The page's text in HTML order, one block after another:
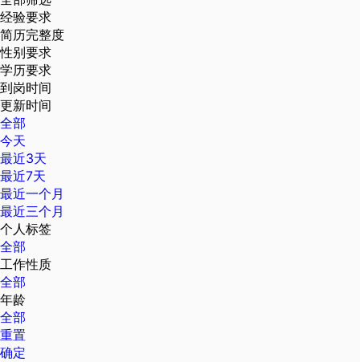
经验要求
简历完整度
性别要求
学历要求
到岗时间
更新时间
全部
今天
最近3天
最近7天
最近一个月
最近三个月
个人标签
全部
工作性质
全部
年龄
全部
重置
确定